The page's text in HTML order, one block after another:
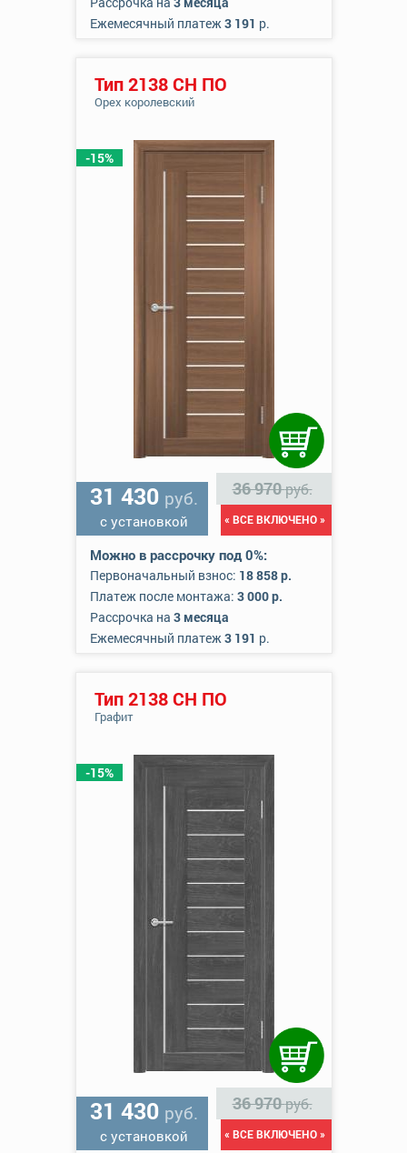
Ежемесячный платеж3 191 р.
-15%
Тип 2138 СН ПО
Орех королевский
31 430 руб.
с установкой
36 970руб.
« ВСЕ ВКЛЮЧЕНО »
Можно в рассрочку под 0%:
Первоначальный взнос: 18 858 р.
Платеж после монтажа: 3 000 р.
Рассрочка на 3 месяца
Ежемесячный платеж3 191 р.
-15%
Тип 2138 СН ПО
Графит
31 430 руб.
с установкой
36 970руб.
« ВСЕ ВКЛЮЧЕНО »